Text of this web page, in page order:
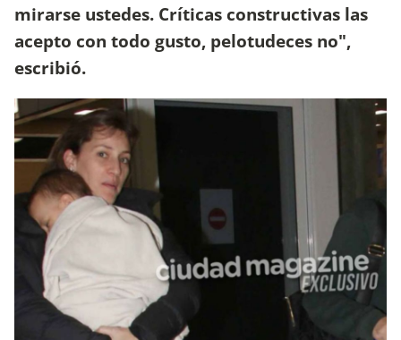
mirarse ustedes. Críticas constructivas las
acepto con todo gusto, pelotudeces no",
escribió.